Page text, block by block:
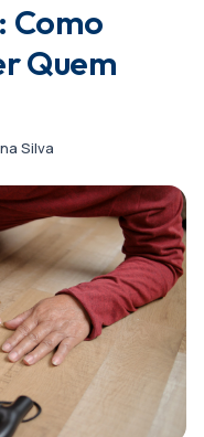
Como
Quem
Silva